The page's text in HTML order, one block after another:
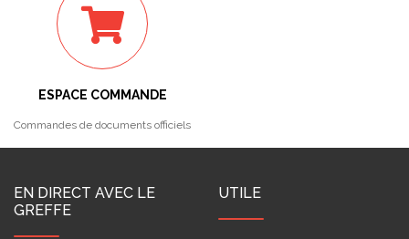
ESPACE COMMANDE
Commandes de documents officiels
EN DIRECT AVEC LE
GREFFE
UTILE